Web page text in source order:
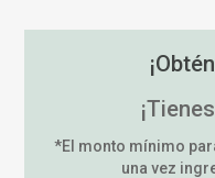
*El monto mínimo
una vez